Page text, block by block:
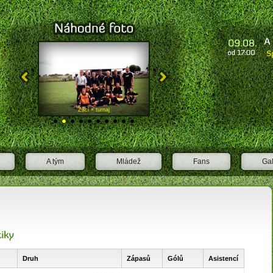
Druh Zápasů Gólů Asistencí
A tým Mládež Fans
"A" Žáci × turnaj A tým × Sokol Černíkovice "A"